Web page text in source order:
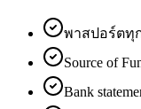
พาสปอร์ตทุ
Source of
Bank